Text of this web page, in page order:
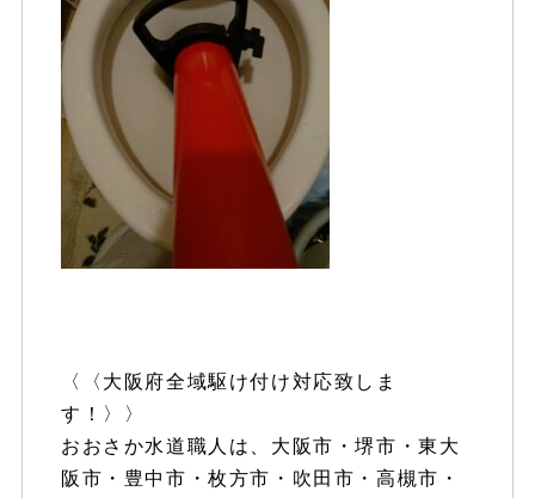
〈〈大阪府全域駆け付け対応致しま
す！〉〉
おおさか水道職人は、大阪市・堺市・東大
阪市・豊中市・枚方市・吹田市・高槻市・